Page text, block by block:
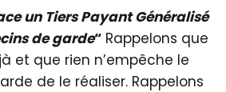
un Tiers Payant Généralisé
de garde“ Rappelons que
et que rien n’empêche le
de le réaliser. Rappelons